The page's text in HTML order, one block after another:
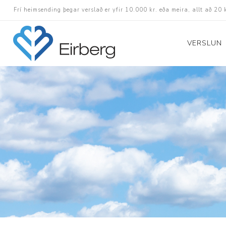
Frí heimsending þegar verslað er yfir 10.000 kr. eða meira, allt að 20
VERSLUN
Skór
Götuskór
Hlaupaskór
Utanvega- og
Barnaskór
Eldri skór á afslætti